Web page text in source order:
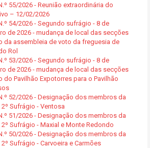
55/2026 - Reunião extraordinária do
– 12/02/2026
54/2026 - Segundo sufrágio - 8 de
de 2026 - mudança de local das secções
da assembleia de voto da freguesia de
Rol
53/2026 - Segundo sufrágio - 8 de
de 2026 - mudança de local das secções
do Pavilhão Expotorres para o Pavilhão
52/2026 - Designação dos membros da
2º Sufrágio - Ventosa
51/2026 - Designação dos membros da
2º Sufrágio - Maxial e Monte Redondo
50/2026 - Designação dos membros da
Sufrágio - Carvoeira e Carmões